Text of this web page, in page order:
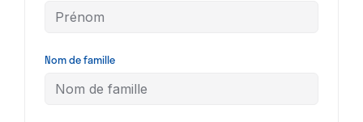
Nom de famille